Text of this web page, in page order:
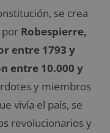
se crea
por Robespierre,
entre 1793 y
entre 10.000 y
y miembros
vivía el país, se
revolucionarios y